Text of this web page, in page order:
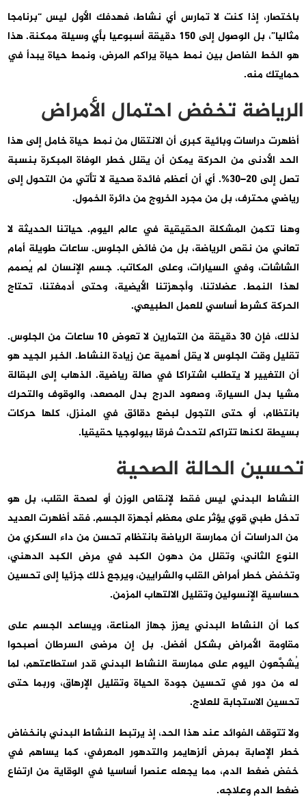
باختصار، إذا كنت لا تمارس أي نشاط، فهدفك الأول ليس “برنامجا
مثاليا”، بل الوصول إلى 150 دقيقة أسبوعيا بأي وسيلة ممكنة. هذا
هو الخط الفاصل بين نمط حياة يراكم المرض، ونمط حياة يبدأ في
حمايتك منه.
الرياضة تخفض احتمال الأمراض
أظهرت دراسات وبائية كبرى أن الانتقال من نمط حياة خامل إلى هذا
الحد الأدنى من الحركة يمكن أن يقلل خطر الوفاة المبكرة بنسبة
تصل إلى 20–30%. أي أن أعظم فائدة صحية لا تأتي من التحول إلى
رياضي محترف، بل من مجرد الخروج من دائرة الخمول.
وهنا تكمن المشكلة الحقيقية في عالم اليوم. حياتنا الحديثة لا
تعاني من نقص الرياضة، بل من فائض الجلوس. ساعات طويلة أمام
الشاشات، وفي السيارات، وعلى المكاتب. جسم الإنسان لم يُصمم
لهذا النمط. عضلاتنا، وأجهزتنا الأيضية، وحتى أدمغتنا، تحتاج
الحركة كشرط أساسي للعمل الطبيعي.
لذلك، فإن 30 دقيقة من التمارين لا تعوض 10 ساعات من الجلوس.
تقليل وقت الجلوس لا يقل أهمية عن زيادة النشاط. الخبر الجيد هو
أن التغيير لا يتطلب اشتراكا في صالة رياضية. الذهاب إلى البقالة
مشيا بدل السيارة، وصعود الدرج بدل المصعد، والوقوف والتحرك
بانتظام، أو حتى التجول لبضع دقائق في المنزل، كلها حركات
بسيطة لكنها تتراكم لتحدث فرقا بيولوجيا حقيقيا.
تحسين الحالة الصحية
النشاط البدني ليس فقط لإنقاص الوزن أو لصحة القلب، بل هو
تدخل طبي قوي يؤثر على معظم أجهزة الجسم. فقد أظهرت العديد
من الدراسات أن ممارسة الرياضة بانتظام تحسن من داء السكري من
النوع الثاني، وتقلل من دهون الكبد في مرض الكبد الدهني،
وتخفض خطر أمراض القلب والشرايين، ويرجع ذلك جزئيا إلى تحسين
حساسية الإنسولين وتقليل الالتهاب المزمن.
كما أن النشاط البدني يعزز جهاز المناعة، ويساعد الجسم على
مقاومة الأمراض بشكل أفضل. بل إن مرضى السرطان أصبحوا
يُشجَّعون اليوم على ممارسة النشاط البدني قدر استطاعتهم، لما
له من دور في تحسين جودة الحياة وتقليل الإرهاق، وربما حتى
تحسين الاستجابة للعلاج.
ولا تتوقف الفوائد عند هذا الحد، إذ يرتبط النشاط البدني بانخفاض
خطر الإصابة بمرض ألزهايمر والتدهور المعرفي، كما يساهم في
خفض ضغط الدم، مما يجعله عنصرا أساسيا في الوقاية من ارتفاع
ضغط الدم وعلاجه.